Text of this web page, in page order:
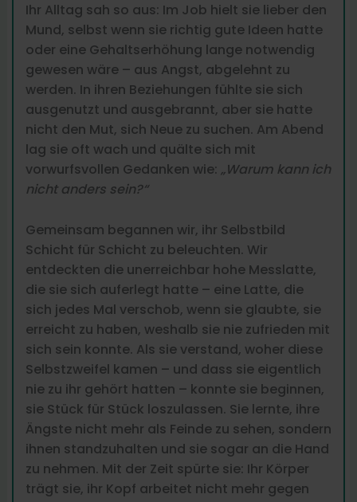
Ihr Alltag sah so aus: Im Job hielt sie lieber den
Mund, selbst wenn sie richtig gute Ideen hatte
oder eine Gehaltserhöhung lange notwendig
gewesen wäre – aus Angst, abgelehnt zu
werden. In ihren Beziehungen fühlte sie sich
ausgenutzt und ausgebrannt, aber sie hatte
nicht den Mut, sich Neue zu suchen. Am Abend
lag sie oft wach und quälte sich mit
vorwurfsvollen Gedanken wie: „Warum kann ich
nicht anders sein?“
Gemeinsam begannen wir, ihr Selbstbild
Schicht für Schicht zu beleuchten. Wir
entdeckten die unerreichbar hohe Messlatte,
die sie sich auferlegt hatte – eine Latte, die
sich jedes Mal verschob, wenn sie glaubte, sie
erreicht zu haben, weshalb sie nie zufrieden mit
sich sein konnte. Als sie verstand, woher diese
Selbstzweifel kamen – und dass sie eigentlich
nie zu ihr gehört hatten – konnte sie beginnen,
sie Stück für Stück loszulassen. Sie lernte, ihre
Ängste nicht mehr als Feinde zu sehen, sondern
ihnen standzuhalten und sie sogar an die Hand
zu nehmen. Mit der Zeit spürte sie: Ihr Körper
trägt sie, ihr Kopf arbeitet nicht mehr gegen